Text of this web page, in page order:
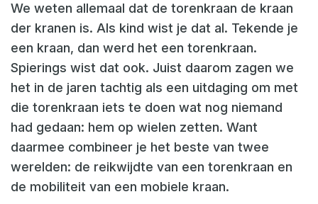
My Spierings
Cookie statement
General terms and conditions
We weten allemaal dat de torenkraan de kraan
der kranen is. Als kind wist je dat al. Tekende je
een kraan, dan werd het een torenkraan.
Spierings wist dat ook. Juist daarom zagen we
het in de jaren tachtig als een uitdaging om met
die torenkraan iets te doen wat nog niemand
had gedaan: hem op wielen zetten. Want
daarmee combineer je het beste van twee
werelden: de reikwijdte van een torenkraan en
de mobiliteit van een mobiele kraan.